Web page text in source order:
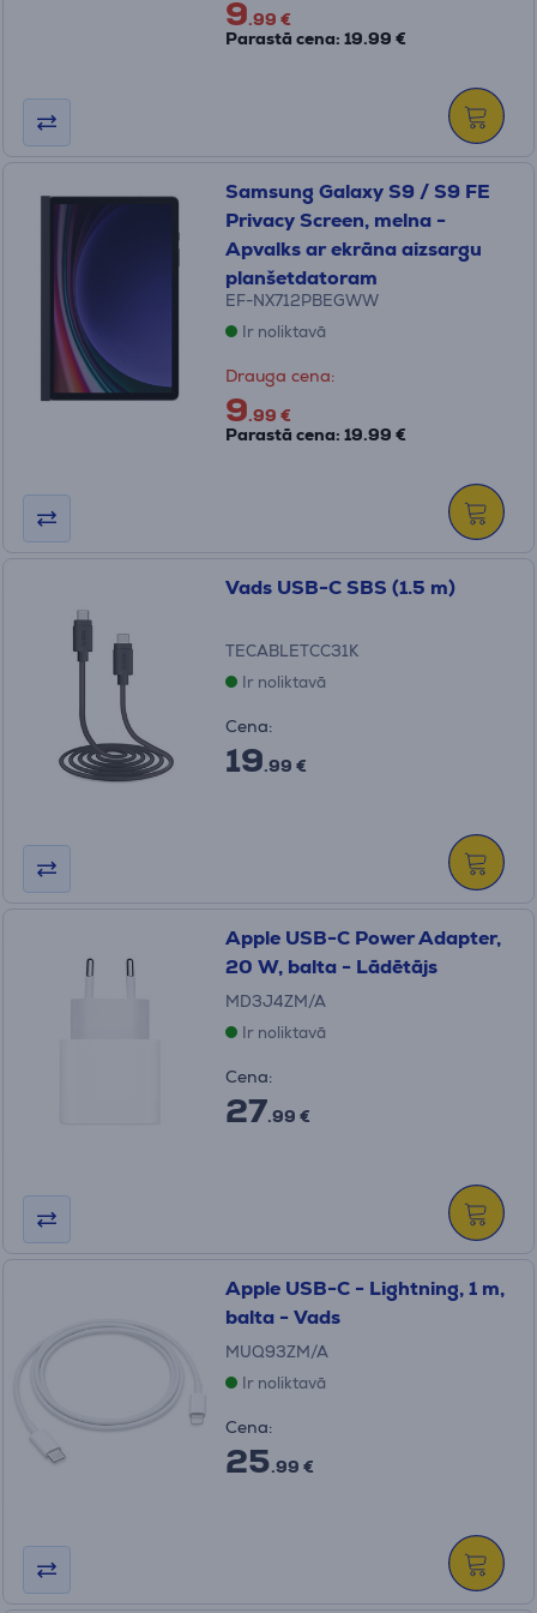
9.99 €
Parastā cena: 19.99 €
Samsung Galaxy S9 / S9 FE
Privacy Screen, melna -
Apvalks ar ekrāna aizsargu
planšetdatoram
EF-NX712PBEGWW
Ir noliktavā
Drauga cena:
9.99 €
Parastā cena: 19.99 €
Vads USB-C SBS (1.5 m)
TECABLETCC31K
Ir noliktavā
Cena:
19.99 €
Apple USB-C Power Adapter,
20 W, balta - Lādētājs
MD3J4ZM/A
Ir noliktavā
Cena:
27.99 €
Apple USB-C - Lightning, 1 m,
balta - Vads
MUQ93ZM/A
Ir noliktavā
Cena:
25.99 €